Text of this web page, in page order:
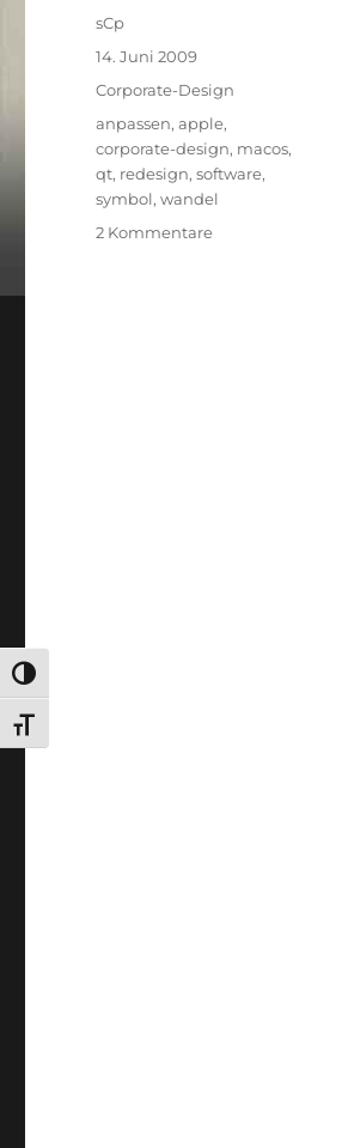
UMSCHALTEN AUF HOHE
SCHRIFT VERGRÖSSERN
Autor
sCp
Veröffentlicht
14. Juni 2009
Kategorien
Corporate-Design
Schlagwörter
anpassen,apple,
corporate-design, macos,
qt, redesign,software,
symbol,wandel
2 Kommentarezu